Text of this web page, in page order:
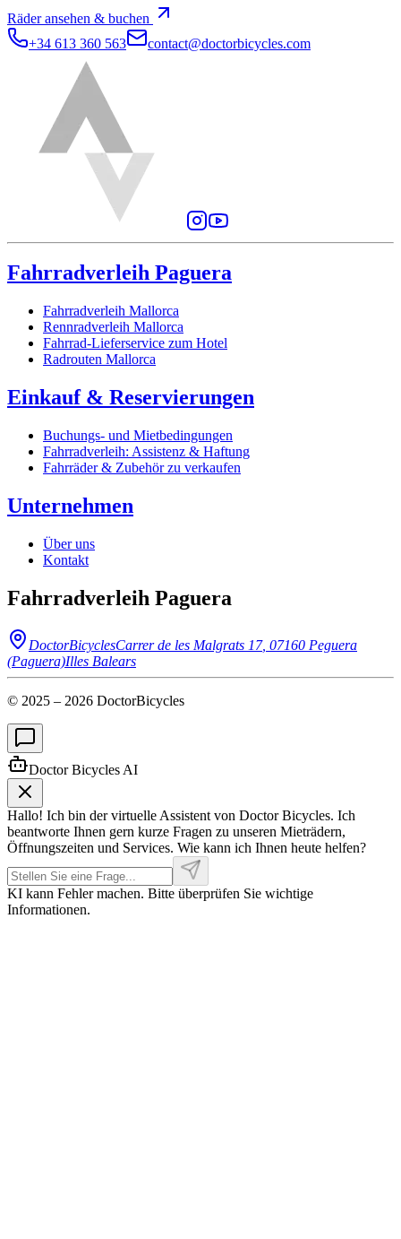
Räder ansehen & buchen
+34 613 360 563
contact@doctorbicycles.com
Fahrradverleih Paguera
Fahrradverleih Mallorca
Rennradverleih Mallorca
Fahrrad-Lieferservice zum Hotel
Radrouten Mallorca
Einkauf & Reservierungen
Buchungs- und Mietbedingungen
Fahrradverleih: Assistenz & Haftung
Fahrräder & Zubehör zu verkaufen
Unternehmen
Über uns
Kontakt
Fahrradverleih Paguera
DoctorBicyclesCarrer de les Malgrats 17, 07160 Peguera
(Paguera)Illes Balears
© 2025 – 2026 DoctorBicycles
Doctor Bicycles AI
Hallo! Ich bin der virtuelle Assistent von Doctor Bicycles. Ich
beantworte Ihnen gern kurze Fragen zu unseren Mieträdern,
Öffnungszeiten und Services. Wie kann ich Ihnen heute helfen?
KI kann Fehler machen. Bitte überprüfen Sie wichtige
Informationen.